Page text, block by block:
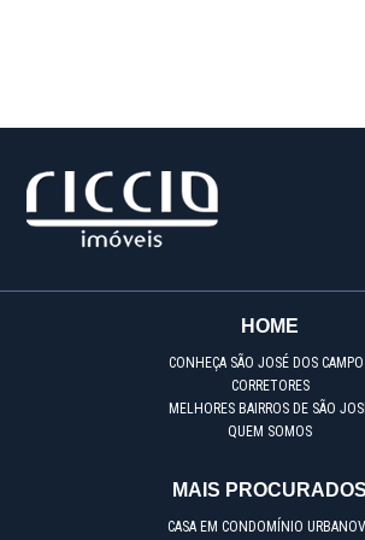
HOME
CONHEÇA SÃO JOSÉ DOS
CORRETORES
MELHORES BAIRROS DE SÃO
QUEM SOMOS
MAIS PROCURADOS
CASA EM CONDOMÍNIO